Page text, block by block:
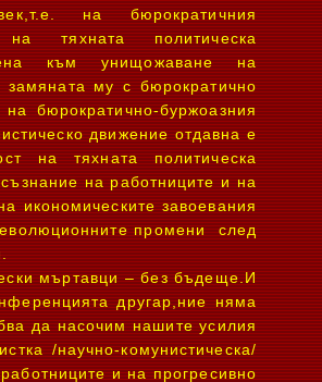
на бюрократичния
тяхната политическа
към унищожаване на
замяната му с бюрократично
бюрократично-буржоазния
движение отдавна е
на тяхната политическа
на работниците и на
икономическите завоевания
промени след
мъртавци – без бъдеще.И
другар,ние няма
да насочим нашите усилия
/научно-комунистическа/
и на прогресивно